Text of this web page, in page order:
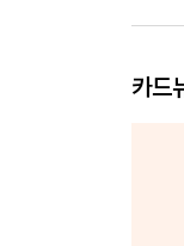
카드